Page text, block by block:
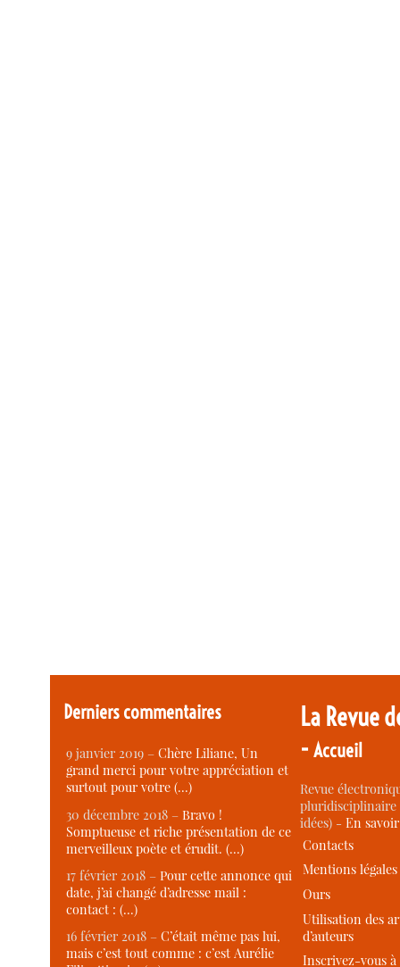
Derniers commentaires
9 janvier 2019 –Chère Liliane, Un
grand merci pour votre appréciation et
surtout pour votre (…)
30 décembre 2018 –Bravo !
Somptueuse et riche présentation de ce
merveilleux poète et érudit. (…)
17 février 2018 –Pour cette annonce qui
date, j’ai changé d’adresse mail :
contact : (…)
16 février 2018 –C’était même pas lui,
mais c’est tout comme : c’est Aurélie
La Revue
-Accueil
Revue
idées) -En
Contacts
Mentions légales
Ours
Utilisation des
d’auteurs
Inscrivez-vous